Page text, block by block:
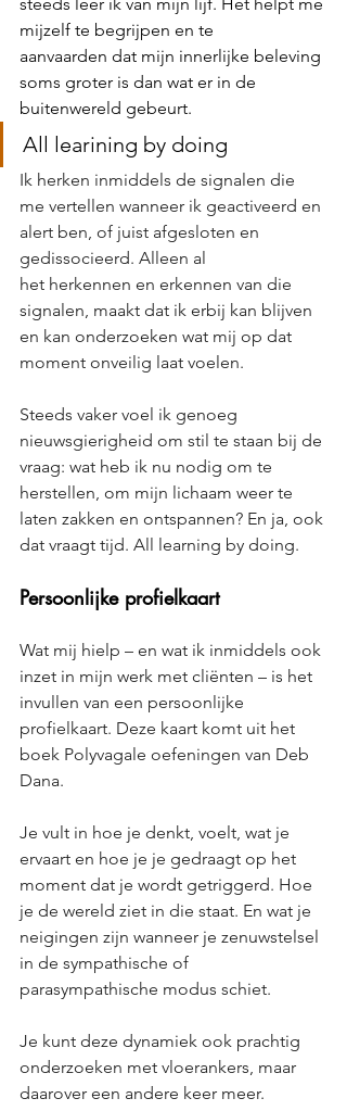
mijzelf te begrijpen en te
aanvaarden dat mijn innerlijke beleving
soms groter is dan wat er in de
buitenwereld gebeurt.
All learining by doing
Ik herken inmiddels de signalen die
me vertellen wanneer ik geactiveerd en
alert ben, of juist afgesloten en
gedissocieerd. Alleen al
het herkennen en erkennen van die
signalen, maakt dat ik erbij kan blijven
en kan onderzoeken wat mij op dat
moment onveilig laat voelen.
Steeds vaker voel ik genoeg
nieuwsgierigheid om stil te staan bij de
vraag: wat heb ik nu nodig om te
herstellen, om mijn lichaam weer te
laten zakken en ontspannen? En ja, ook
dat vraagt tijd. All learning by doing.
Persoonlijke profielkaart
Wat mij hielp – en wat ik inmiddels ook
inzet in mijn werk met cliënten – is het
invullen van een persoonlijke
profielkaart. Deze kaart komt uit het
boek Polyvagale oefeningen van Deb
Dana.
Je vult in hoe je denkt, voelt, wat je
ervaart en hoe je je gedraagt op het
moment dat je wordt getriggerd. Hoe
je de wereld ziet in die staat. En wat je
neigingen zijn wanneer je zenuwstelsel
in de sympathische of
parasympathische modus schiet.
Je kunt deze dynamiek ook prachtig
onderzoeken met vloerankers, maar
daarover een andere keer meer.